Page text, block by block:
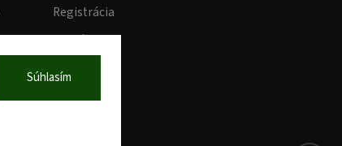
Súhlasím
Registrácia
Prihlásenie